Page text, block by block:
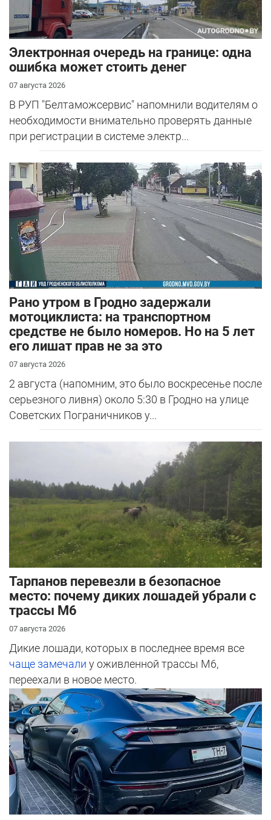
Электронная очередь на границе: одна
ошибка может стоить денег
07 августа 2026
В РУП "Белтаможсервис" напомнили водителям о
необходимости внимательно проверять данные
при регистрации в системе электр...
Рано утром в Гродно задержали
мотоциклиста: на транспортном
средстве не было номеров. Но на 5 лет
его лишат прав не за это
07 августа 2026
2 августа (напомним, это было воскресенье после
серьезного ливня) около 5:30 в Гродно на улице
Советских Пограничников у...
Тарпанов перевезли в безопасное
место: почему диких лошадей убрали с
трассы М6
07 августа 2026
Дикие лошади, которых в последнее время все
чаще замечали у оживленной трассы М6,
переехали в новое место.